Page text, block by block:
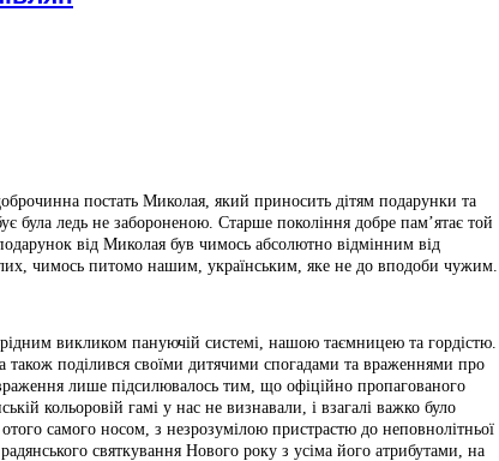
постать Миколая, який приносить дітям подарунки та
була ледь не забороненою. Старше покоління добре пам’ятає той
від Миколая був чимось абсолютно відмінним від
чимось питомо нашим, українським, яке не до вподоби чужим.
викликом пануючій системі, нашою таємницею та гордістю.
також поділився своїми дитячими спогадами та враженнями про
лише підсилювалось тим, що офіційно пропагованого
кольоровій гамі у нас не визнавали, і взагалі важко було
самого носом, з незрозумілою пристрастю до неповнолітньої
святкування Нового року з усіма його атрибутами, на